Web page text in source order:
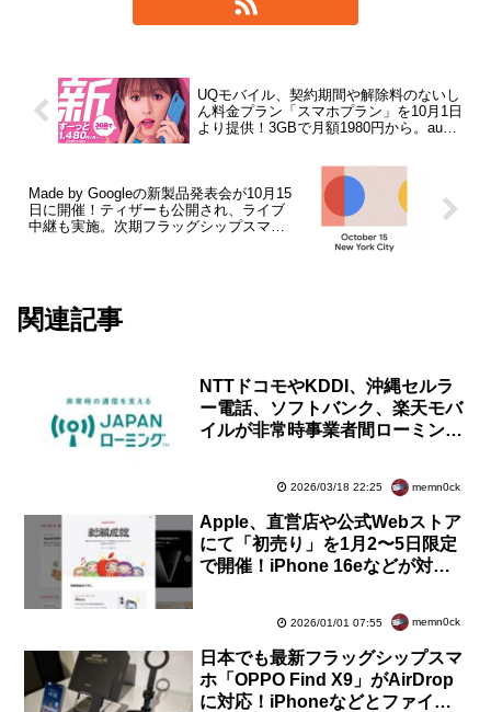
UQモバイル、契約期間や解除料のないし
ん料金プラン「スマホプラン」を10月1日
より提供！3GBで月額1980円から。auス
Made by Googleの新製品発表会が10月15
日に開催！ティザーも公開され、ライブ
中継も実施。次期フラッグシップスマホ
関連記事
NTTドコモやKDDI、沖縄セルラ
ー電話、ソフトバンク、楽天モバ
イルが非常時事業者間ローミング
2026/03/18 22:25 memn0ck
Apple、直営店や公式Webストア
にて「初売り」を1月2〜5日限定
で開催！iPhone 16eなどが対
2026/01/01 07:55 memn0ck
日本でも最新フラッグシップスマ
ホ「OPPO Find X9」がAirDrop
に対応！iPhoneなどとファイル